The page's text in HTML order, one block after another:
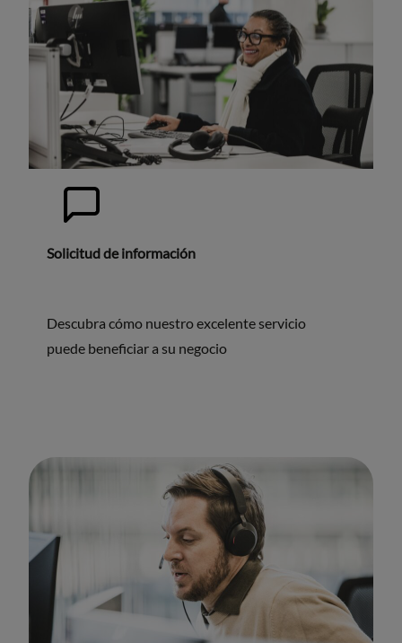
Solicitud de información
Descubra cómo nuestro excelente servicio
puede beneficiar a su negocio